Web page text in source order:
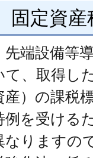
定資産
端設備等
て、取得し
産）の課税
例を受ける
なりますの